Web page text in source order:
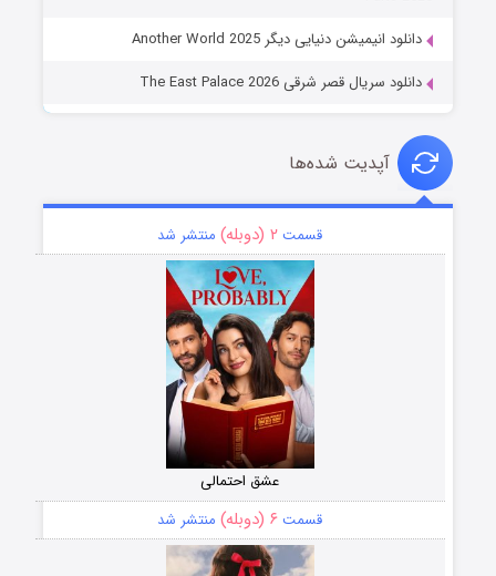
دانلود انیمیشن دنیایی دیگر Another World 2025
دانلود سریال قصر شرقی The East Palace 2026
آپدیت شده‌ها
قسمت ۲ (دوبله) منتشر شد
عشق احتمالی
قسمت ۶ (دوبله) منتشر شد